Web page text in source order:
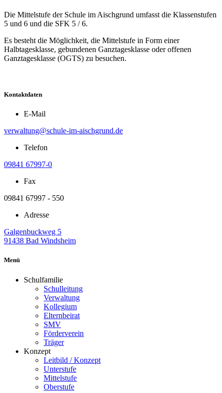
Die Mittelstufe der Schule im Aischgrund umfasst die Klassenstufen
5 und 6 und die SFK 5 / 6.
Es besteht die Möglichkeit, die Mittelstufe in Form einer
Halbtagesklasse, gebundenen Ganztagesklasse oder offenen
Ganztagesklasse (OGTS) zu besuchen.
Kontaktdaten
E-Mail
verwaltung@schule-im-aischgrund.de
Telefon
09841 67997-0
Fax
09841 67997 - 550
Adresse
Galgenbuckweg 5
91438 Bad Windsheim
Menü
Schulfamilie
Schulleitung
Verwaltung
Kollegium
Elternbeirat
SMV
Förderverein
Träger
Konzept
Leitbild / Konzept
Unterstufe
Mittelstufe
Oberstufe